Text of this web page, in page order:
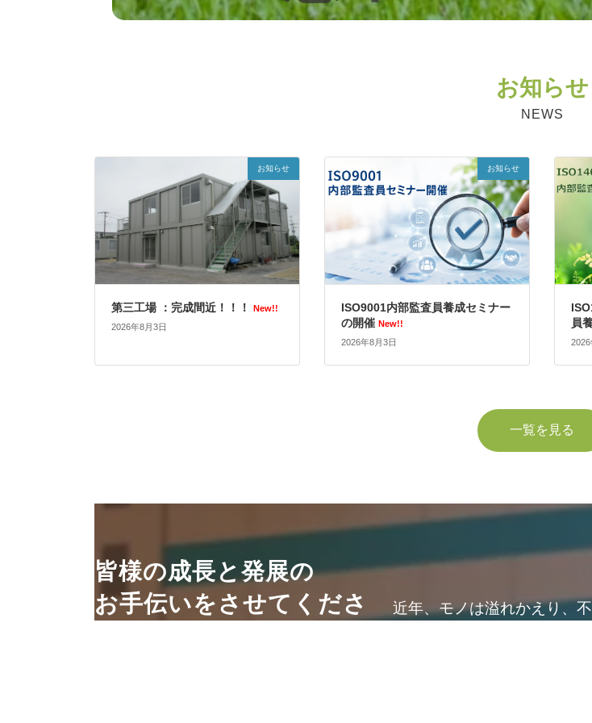
お知らせ
NEWS
お知らせ
第三工場 ：完成間近！！！
New!!
2026年8月3日
お知らせ
ISO9001内部監査員養成セミナー
の開催 New!!
2026年8月3日
員
2026
一覧を見る
皆様の成長と発展の
お手伝いをさせてくださ
近年、モノは溢れかえり、